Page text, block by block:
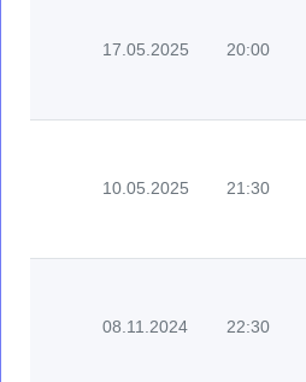
17.05.2025 20:00
10.05.2025 21:30
08.11.2024 22:30